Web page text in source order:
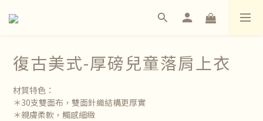
復古美式-厚磅兒童落肩上衣
材質特色：
＊30支雙面布，雙面針織結構更厚實
＊親膚柔軟，觸感細緻